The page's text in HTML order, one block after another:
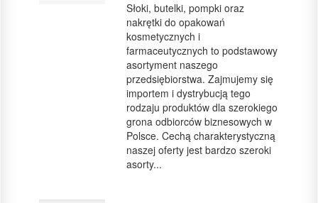
Słoki, butelki, pompki oraz
nakrętki do opakowań
kosmetycznych i
farmaceutycznych to podstawowy
asortyment naszego
przedsiębiorstwa. Zajmujemy się
importem i dystrybucją tego
rodzaju produktów dla szerokiego
grona odbiorców biznesowych w
Polsce. Cechą charakterystyczną
naszej oferty jest bardzo szeroki
asorty...